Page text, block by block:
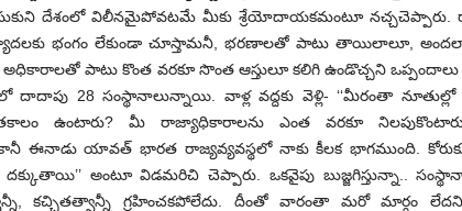
దేశంలో విలీనమైపోవటమే మీకు శ్రేయోదాయకమంటూ నచ్చచెప్పారు.
భంగం లేకుండా చూస్తామనీ, భరణాలతో పాటు తాయిలాలూ,
పాటు కొంత వరకూ సొంత ఆస్తులూ కలిగి ఉండొచ్చని ఒప్పందాలు
దాదాపు 28 సంస్థానాలున్నాయి. వాళ్ల వద్దకు వెళ్లి- ‘‘మీరంతా నూతుల్లో
ఉంటారు? మీ రాజ్యాధికారాలను ఎంత వరకూ
కానీ ఈనాడు యావత్‌ భారత రాజ్యవ్యవస్థలో నాకు కీలక భాగముంది.
అంటూ విడమరిచి చెప్పారు. ఒకవైపు బుజ్జగిస్తున్నా..
కచ్చితత్వాన్నీ గ్రహించకపోలేదు. దీంతో వారంతా మరో మార్గం లేదని